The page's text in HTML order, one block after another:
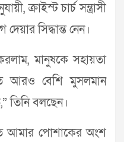
ক্রাইস্ট চার্চ সন্ত্রাসী
সিদ্ধান্ত নেন।
মানুষকে সহায়তা
আরও বেশি মুসলমান
তিনি বলছেন।
আমার পোশাকের অংশ